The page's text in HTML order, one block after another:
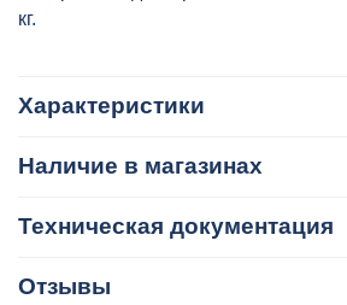
кг.
Характеристики
Наличие в магазинах
Техническая документация
Отзывы